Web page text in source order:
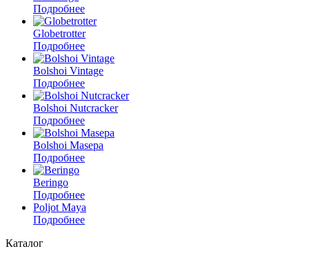
Подробнее
Globetrotter
Подробнее
Bolshoi Vintage
Подробнее
Bolshoi Nutcracker
Подробнее
Bolshoi Masepa
Подробнее
Beringo
Подробнее
Poljot Maya
Подробнее
Каталог